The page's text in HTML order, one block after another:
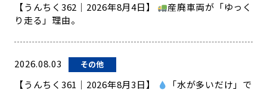
【うんちく362｜2026年8月4日】
産廃車両が「ゆっく
り走る」理由。
2026.08.03 その他
【うんちく361｜2026年8月3日】
「水が多いだけ」で